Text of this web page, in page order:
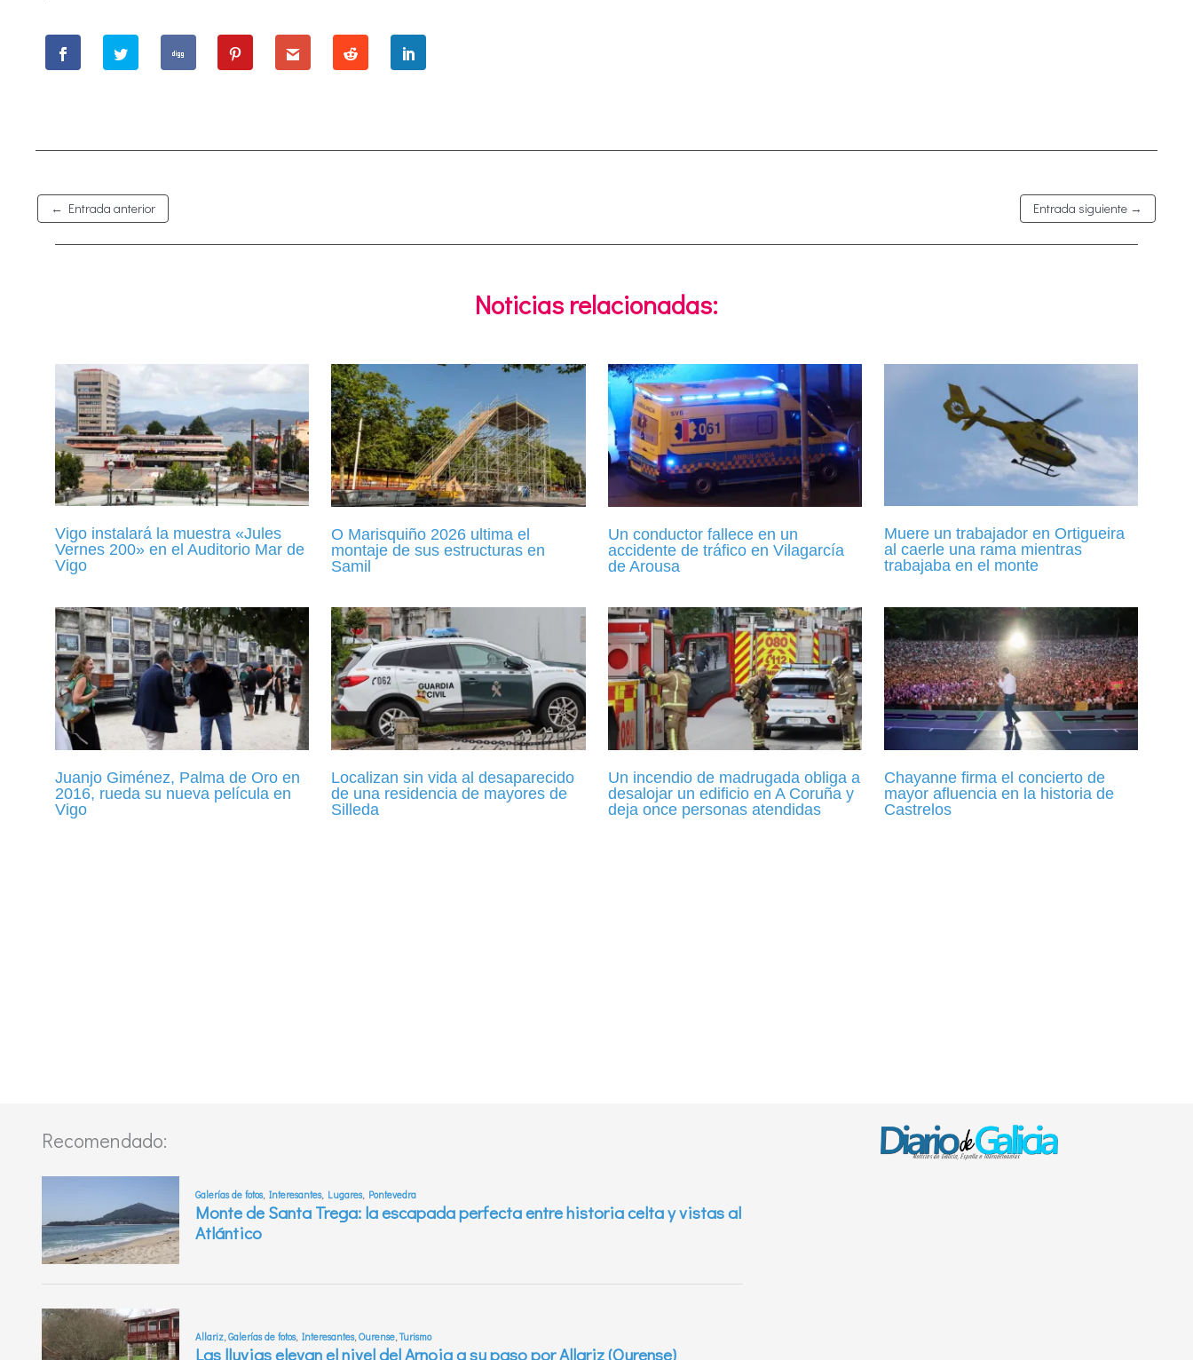
← Entrada anterior Entrada siguiente →
Noticias relacionadas:
Vigo instalará la muestra «Jules
Vernes 200» en el Auditorio Mar de
Vigo
O Marisquiño 2026 ultima el
montaje de sus estructuras en
Samil
Un conductor fallece en un
accidente de tráfico en Vilagarcía
de Arousa
Muere un trabajador en Ortigueira
al caerle una rama mientras
trabajaba en el monte
Juanjo Giménez, Palma de Oro en
2016, rueda su nueva película en
Vigo
Localizan sin vida al desaparecido
de una residencia de mayores de
Silleda
Un incendio de madrugada obliga a
desalojar un edificio en A Coruña y
deja once personas atendidas
Chayanne firma el concierto de
mayor afluencia en la historia de
Castrelos
Recomendado: